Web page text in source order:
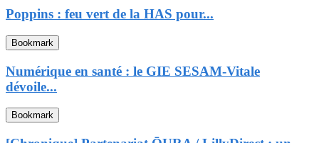
Poppins : feu vert de la HAS pour...
Bookmark
Numérique en santé : le GIE SESAM-Vitale
dévoile...
Bookmark